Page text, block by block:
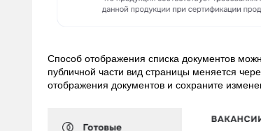
Способ отображения списка документов
публичной части вид страницы меняется
отображения документов и сохраните